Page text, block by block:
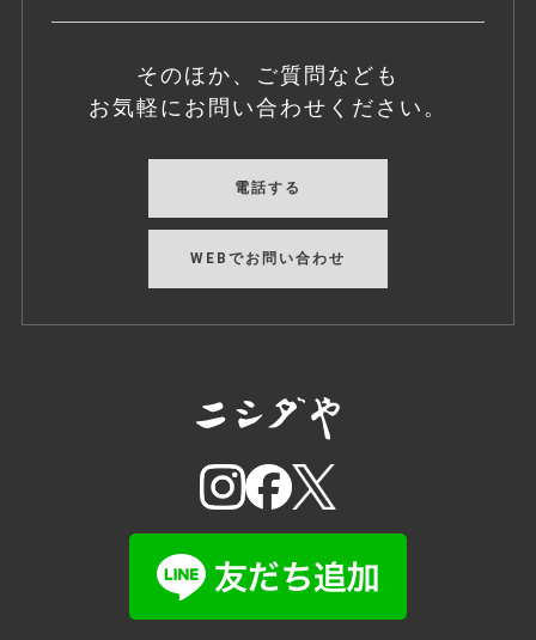
そのほか、ご質問なども
お気軽にお問い合わせください。
電話する
WEBでお問い合わせ